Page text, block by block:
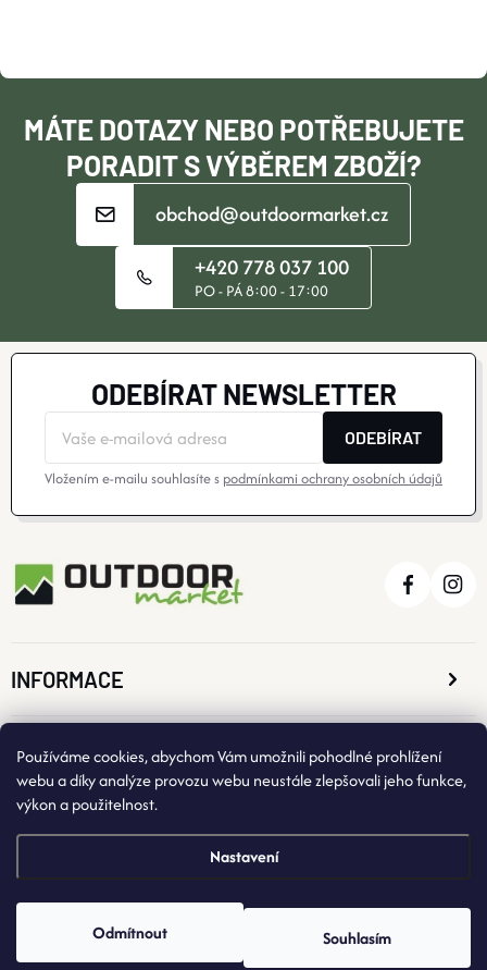
Používáme cookies, abychom Vám umožnili pohodlné prohlížení
webu a díky analýze provozu webu neustále zlepšovali jeho funkce,
výkon a použitelnost.
Nastavení
Odmítnout Souhlasím
T
MÁTE DOTAZY NEBO POTŘEBUJETE
PORADIT S VÝBĚREM ZBOŽÍ?
obchod@outdoormarket.cz
+420 778 037 100
PO - PÁ 8:00 - 17:00
ODEBÍRAT NEWSLETTER
ODEBÍRAT
Vložením e-mailu souhlasíte s podmínkami ochrany osobních údajů
INFORMACE
O NÁKUPU
Copyright 2026OutdoorMarket . Všechna práva vyhrazena.